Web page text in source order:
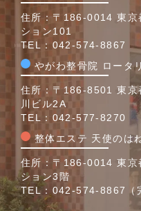
住所：〒186-0014 東
ション101
TEL： 042-574-8867
やがわ整骨院 ロータ
住所：〒186-8501 東
川ビル2A
TEL： 042-577-8270
整体エステ 天使のは
住所：〒186-0014 東
ション3階
TEL： 042-574-8867